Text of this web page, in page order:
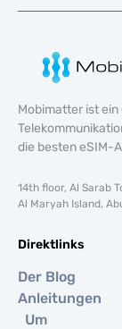
Mobimatter ist
die besten eSIM-
14th floor, Al Sarab
Al Maryah Island,
Direktlinks
Der Blog
Anleitungen
Um